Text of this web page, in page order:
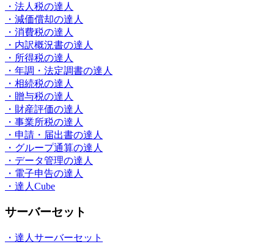
・法人税の達人
・減価償却の達人
・消費税の達人
・内訳概況書の達人
・所得税の達人
・年調・法定調書の達人
・相続税の達人
・贈与税の達人
・財産評価の達人
・事業所税の達人
・申請・届出書の達人
・グループ通算の達人
・データ管理の達人
・電子申告の達人
・達人Cube
サーバーセット
・達人サーバーセット